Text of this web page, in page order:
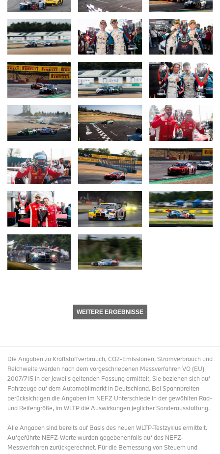
WEITERE ERGEBNISSE
Die Angaben zu Kraftstoffverbrauch, CO2-Emissionen, Stromverbrauch und
Reichweite werden nach dem vorgeschriebenen Messverfahren VO (EU)
2007/715 in der jeweils geltenden Fassung ermittelt. Sie beziehen sich auf
Fahrzeuge auf dem Automobilmarkt in Deutschland. Bei Spannbreiten
berücksichtigen die Angaben im NEFZ Unterschiede in der gewählten Rad-
und Reifengröße, im WLTP die Auswirkungen jeglicher Sonderausstattung.
Alle Angaben sind bereits auf Basis des neuen WLTP-Testzyklus ermittelt.
Aufgeführte NEFZ-Werte wurden gegebenenfalls auf das NEFZ-
Messverfahren zurückgerechnet. Für die Bemessung von Steuern und